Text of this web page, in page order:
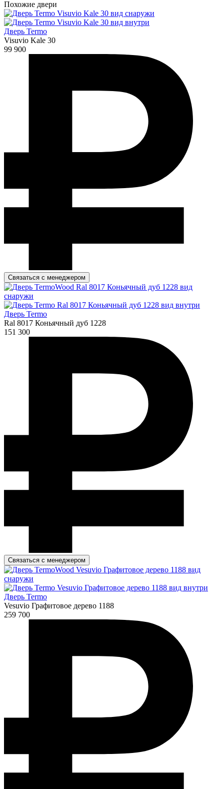
Похожие двери
Дверь Termo
Visuvio Kale 30
99 900
Связаться с менеджером
Дверь Termo
Ral 8017 Коньячный дуб 1228
151 300
Связаться с менеджером
Дверь Termo
Vesuvio Графитовое дерево 1188
259 700